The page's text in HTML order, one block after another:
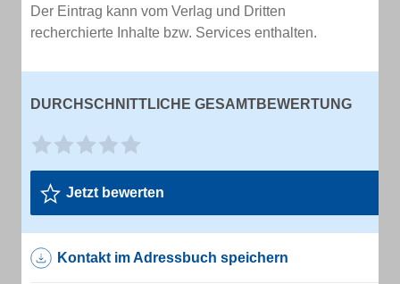
Der Eintrag kann vom Verlag und Dritten
recherchierte Inhalte bzw. Services enthalten.
DURCHSCHNITTLICHE GESAMTBEWERTUNG
Jetzt bewerten
Kontakt im Adressbuch speichern